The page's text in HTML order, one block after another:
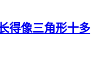
得像三角形十多